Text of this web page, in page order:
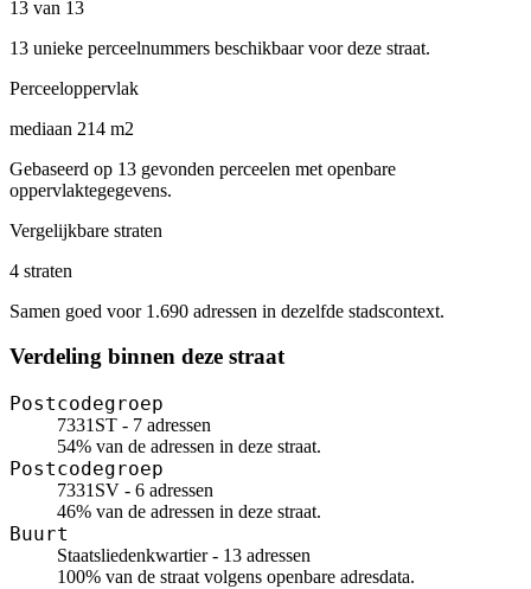
13 van 13
13 unieke perceelnummers beschikbaar voor deze straat.
Perceeloppervlak
mediaan 214 m2
Gebaseerd op 13 gevonden perceelen met openbare
oppervlaktegegevens.
Vergelijkbare straten
4 straten
Samen goed voor 1.690 adressen in dezelfde stadscontext.
Verdeling binnen deze straat
Postcodegroep
7331ST - 7 adressen
54% van de adressen in deze straat.
Postcodegroep
7331SV - 6 adressen
46% van de adressen in deze straat.
Buurt
Staatsliedenkwartier - 13 adressen
100% van de straat volgens openbare adresdata.